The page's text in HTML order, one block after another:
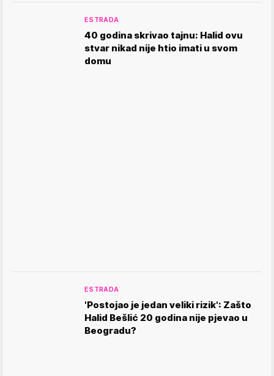
ESTRADA
40 godina skrivao tajnu: Halid ovu
stvar nikad nije htio imati u svom
domu
ESTRADA
'Postojao je jedan veliki rizik': Zašto
Halid Bešlić 20 godina nije pjevao u
Beogradu?